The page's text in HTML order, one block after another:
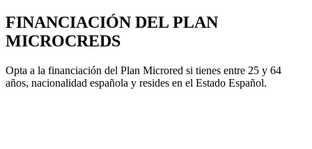
FINANCIACIÓN DEL PLAN
MICROCREDS
Opta a la financiación del Plan Microred si tienes entre 25 y 64
años, nacionalidad española y resides en el Estado Español.